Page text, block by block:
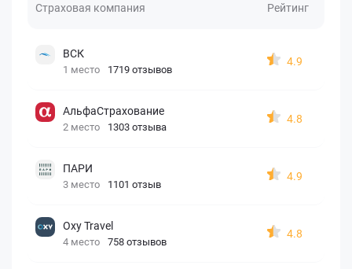
Страховая компания Рейтинг
ВСК
1 место 1719 отзывов
4.9
АльфаСтрахование
2 место 1303 отзыва
4.8
ПАРИ
3 место 1101 отзыв
4.9
Oxy Travel
4 место 758 отзывов
4.8